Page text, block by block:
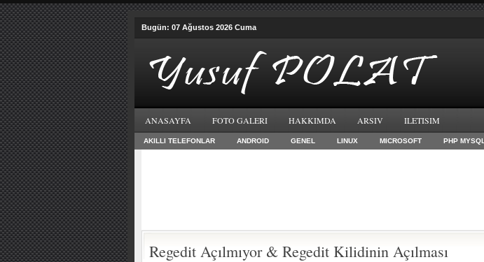
Bugün: 07 Ağustos 2026 Cuma
ANASAYFA FOTO GALERI HAKKIMDA ARSIV ILETISIM
AKILLI TELEFONLAR ANDROID GENEL LINUX MICROSOFT PHP MYSQL
Regedit Açılmıyor & Regedit Kilidinin Açılması